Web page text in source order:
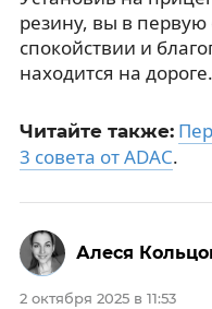
резину, вы в первую
спокойствии и
находится на дороге.
Читайте также:
3 совета от ADAC.
2 октября 2025 в 11:53
Алеся